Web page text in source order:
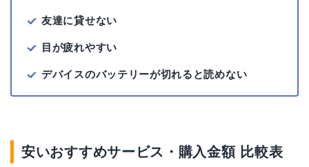
友達に貸せない
目が疲れやすい
デバイスのバッテリーが切れると読めない
安いおすすめサービス・購入金額 比較表